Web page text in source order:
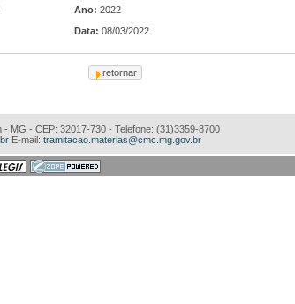
Ano: 2022
Data: 08/03/2022
MG - CEP: 32017-730 - Telefone: (31)3359-8700
E-mail: tramitacao.materias@cmc.mg.gov.br